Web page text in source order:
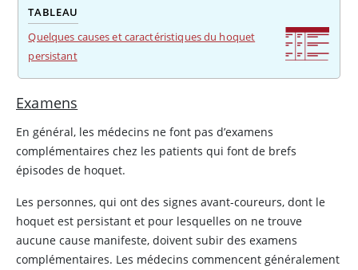
TABLEAU
Quelques causes et caractéristiques du hoquet
persistant
Examens
En général, les médecins ne font pas d’examens
complémentaires chez les patients qui font de brefs
épisodes de hoquet.
Les personnes, qui ont des signes avant-coureurs, dont le
hoquet est persistant et pour lesquelles on ne trouve
aucune cause manifeste, doivent subir des examens
complémentaires. Les médecins commencent généralement